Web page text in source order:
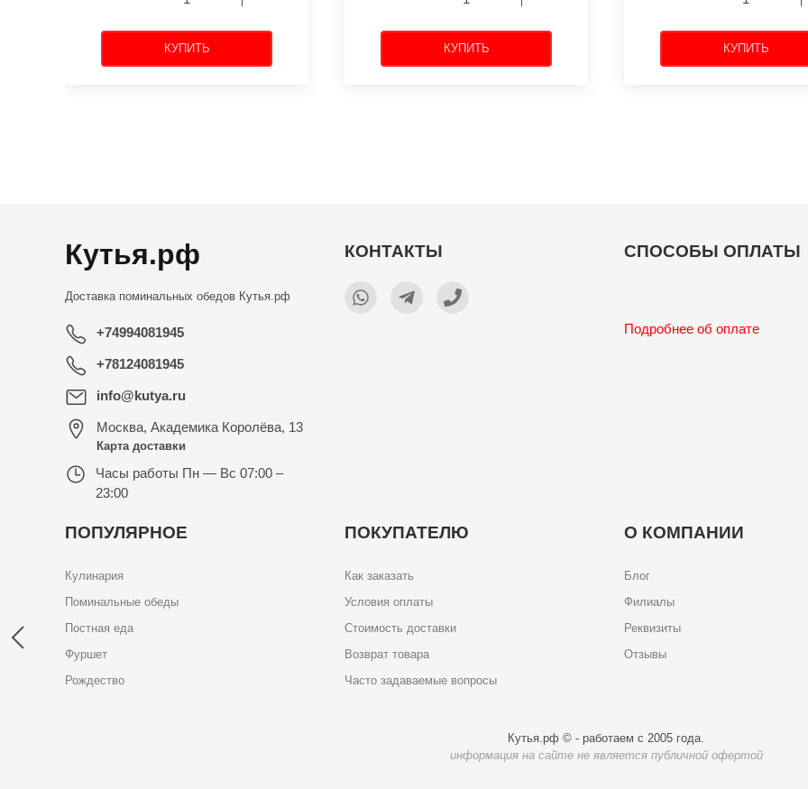
КУПИТЬ КУПИТЬ КУПИТЬ
Кутья.рф
Доставка поминальных обедов Кутья.рф
+74994081945
+78124081945
info@kutya.ru
Москва, Академика Королёва, 13
Карта доставки
Часы работы Пн — Вс 07:00 –
23:00
КОНТАКТЫ СПОСОБЫ ОПЛАТЫ
Подробнее об оплате
ПОПУЛЯРНОЕ
Кулинария
Поминальные обеды
Постная еда
Фуршет
Рождество
ПОКУПАТЕЛЮ
Как заказать
Условия оплаты
Стоимость доставки
Возврат товара
Часто задаваемые вопросы
О КОМПАНИИ
Блог
Филиалы
Реквизиты
Отзывы
Кутья.рф © - работаем с 2005 года.
информация на сайте не является публичной офертой